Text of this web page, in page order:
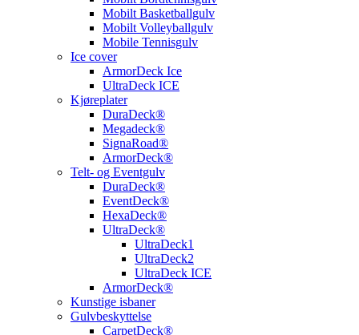
Mobilt Basketballgulv
Mobilt Volleyballgulv
Mobile Tennisgulv
Ice cover
ArmorDeck Ice
UltraDeck ICE
Kjøreplater
DuraDeck®
Megadeck®
SignaRoad®
ArmorDeck®
Telt- og Eventgulv
DuraDeck®
EventDeck®
HexaDeck®
UltraDeck®
UltraDeck1
UltraDeck2
UltraDeck ICE
ArmorDeck®
Kunstige isbaner
Gulvbeskyttelse
CarpetDeck®